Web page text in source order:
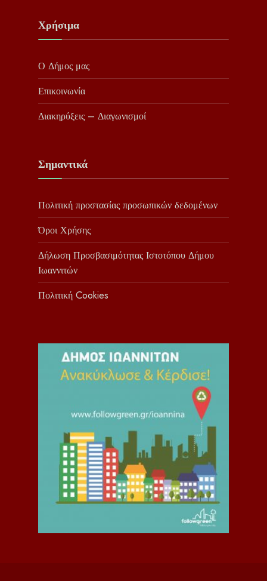
Χρήσιμα
Ο Δήμος μας
Επικοινωνία
Διακηρύξεις – Διαγωνισμοί
Σημαντικά
Πολιτική προστασίας προσωπικών δεδομένων
Όροι Χρήσης
Δήλωση Προσβασιμότητας Ιστοτόπου Δήμου
Ιωαννιτών
Πολιτική Cookies